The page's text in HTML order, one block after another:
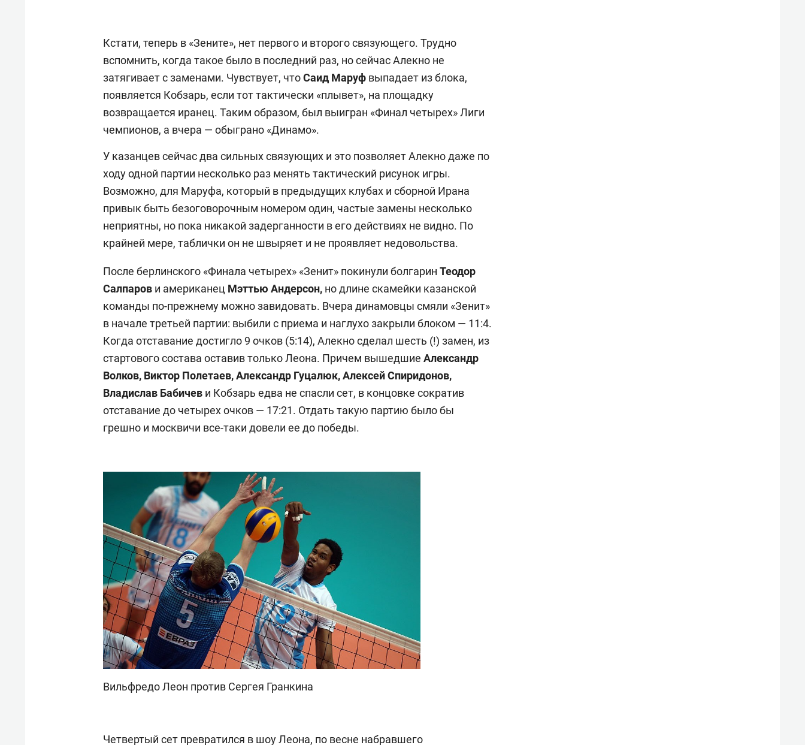
Кстати, теперь в «Зените», нет первого и второго связующего. Трудно
вспомнить, когда такое было в последний раз, но сейчас Алекно не
затягивает с заменами. Чувствует, чтоСаид Маруф выпадает из блока,
появляется Кобзарь, если тот тактически «плывет», на площадку
возвращается иранец. Таким образом, был выигран «Финал четырех» Лиги
чемпионов, а вчера — обыграно «Динамо».
У казанцев сейчас два сильных связующих и это позволяет Алекно даже по
ходу одной партии несколько раз менять тактический рисунок игры.
Возможно, для Маруфа, который в предыдущих клубах и сборной Ирана
привык быть безоговорочным номером один, частые замены несколько
неприятны, но пока никакой задерганности в его действиях не видно. По
крайней мере, таблички он не швыряет и не проявляет недовольства.
После берлинского «Финала четырех» «Зенит» покинули болгарин Теодор
Салпаров и американец Мэттью Андерсон, но длине скамейки казанской
команды по-прежнему можно завидовать. Вчера динамовцы смяли «Зенит»
в начале третьей партии: выбили с приема и наглухо закрыли блоком — 11:4.
Когда отставание достигло 9 очков (5:14), Алекно сделал шесть (!) замен, из
стартового состава оставив только Леона. Причем вышедшие Александр
Волков, Виктор Полетаев, Александр Гуцалюк, Алексей Спиридонов,
Владислав Бабичев и Кобзарь едва не спасли сет, в концовке сократив
отставание до четырех очков — 17:21. Отдать такую партию было бы
грешно и москвичи все-таки довели ее до победы.
Вильфредо Леон против Сергея Гранкина
Четвертый сет превратился в шоу Леона, по весне набравшего